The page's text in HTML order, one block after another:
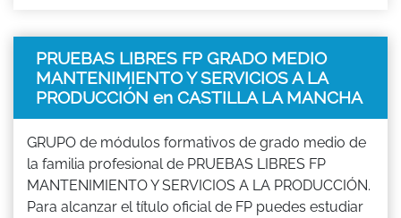
PRUEBAS LIBRES FP GRADO MEDIO
MANTENIMIENTO Y SERVICIOS A LA
PRODUCCIÓN en CASTILLA LA MANCHA
GRUPO de módulos formativos de grado medio de
la familia profesional de PRUEBAS LIBRES FP
MANTENIMIENTO Y SERVICIOS A LA PRODUCCIÓN.
Para alcanzar el título oficial de FP puedes estudiar